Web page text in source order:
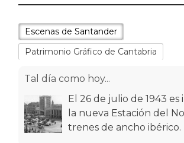
Escenas de Santander
Patrimonio Gráfico de Cantabria
Tal día como hoy...
El 26 de julio de 1943
la nueva Estación del
trenes de ancho ibérico.